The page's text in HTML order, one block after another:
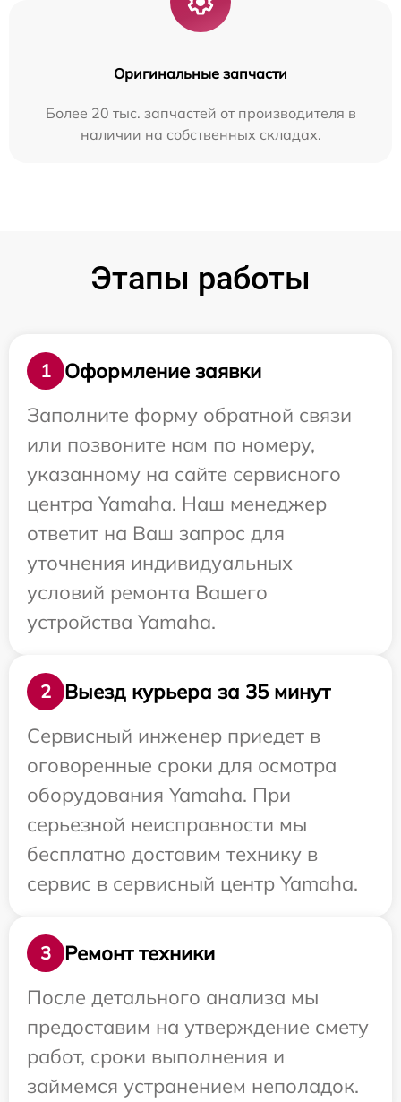
Оригинальные запчасти
Более 20 тыс. запчастей от производителя в
наличии на собственных складах.
Этапы работы
1
Оформление заявки
Заполните форму обратной связи
или позвоните нам по номеру,
указанному на сайте сервисного
центра Yamaha. Наш менеджер
ответит на Ваш запрос для
уточнения индивидуальных
условий ремонта Вашего
устройства Yamaha.
2
Выезд курьера за 35 минут
Сервисный инженер приедет в
оговоренные сроки для осмотра
оборудования Yamaha. При
серьезной неисправности мы
бесплатно доставим технику в
сервис в сервисный центр Yamaha.
3
Ремонт техники
После детального анализа мы
предоставим на утверждение смету
работ, сроки выполнения и
займемся устранением неполадок.